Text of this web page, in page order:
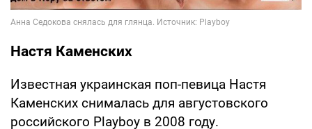
Настя Каменских
Известная украинская поп-певица Настя
Каменских снималась для августовского
российского Playboy в 2008 году.